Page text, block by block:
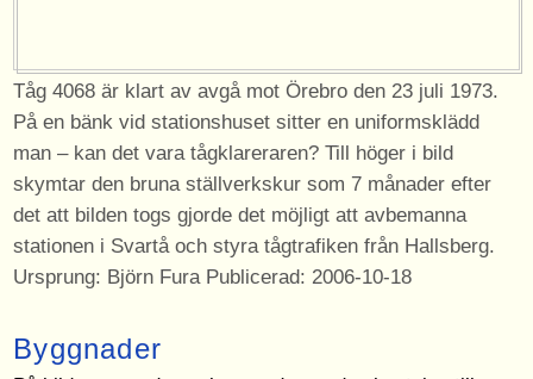
Tåg 4068 är klart av avgå mot Örebro den 23 juli 1973.
På en bänk vid stationshuset sitter en uniformsklädd
man – kan det vara tågklareraren? Till höger i bild
skymtar den bruna ställverkskur som 7 månader efter
det att bilden togs gjorde det möjligt att avbemanna
stationen i Svartå och styra tågtrafiken från Hallsberg.
Ursprung: Björn Fura Publicerad: 2006-10-18
Byggnader